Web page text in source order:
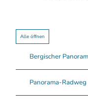
Alle öffnen
Bergischer
Panorama-